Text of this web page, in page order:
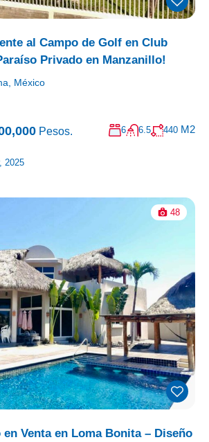
al Campo de Golf en Club
Privado en Manzanillo!
México
Pesos. 6 6.5 440 M2
2025
48
en Venta en Loma Bonita – Diseño